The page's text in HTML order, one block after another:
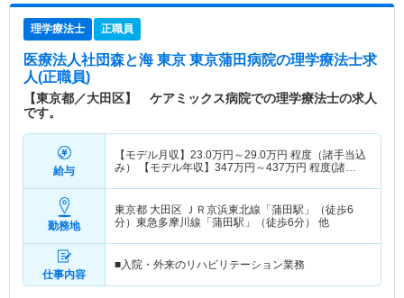
理学療法士 正職員
医療法人社団森と海 東京 東京蒲田病院の理学療法士求
人(正職員)
【東京都／大田区】 ケアミックス病院での理学療法士の求人
です。
給与
【モデル月収】 23.0万円～29.0万円 程度（諸手当込
み） 【モデル年収】 347万円～437万円 程度(諸手
勤務地
東京都 大田区 ＪＲ京浜東北線「蒲田駅」（徒歩6
分）東急多摩川線「蒲田駅」（徒歩6分） 他
仕事内容
■入院・外来のリハビリテーション業務